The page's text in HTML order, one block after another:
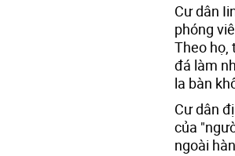
Cư dân
phóng
Theo họ,
đá làm
la bàn
Cư dân
của
ngoài